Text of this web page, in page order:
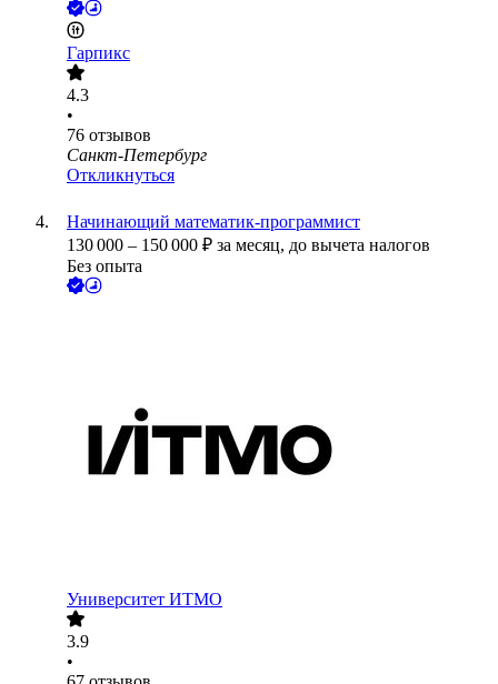
Гарпикс
4.3
•
76 отзывов
Санкт-Петербург
Откликнуться
Начинающий математик-программист
130 000 – 150 000 ₽ за месяц, до вычета налогов
Без опыта
Университет ИТМО
3.9
•